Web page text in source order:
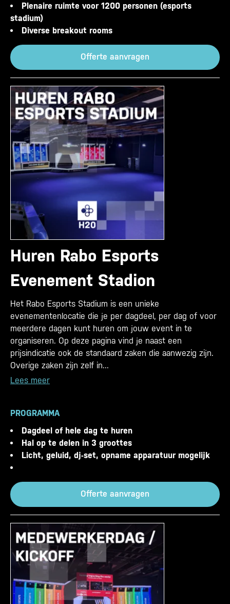
Plenaire ruimte voor 1200 personen (esports
stadium)
Diverse breakout rooms
Offerte aanvragen
Huren Rabo Esports
Evenement Stadion
Het Rabo Esports Stadium is een unieke
evenementenlocatie die je per dagdeel, per dag of voor
meerdere dagen kunt huren om jouw event in te
organiseren. Op deze pagina vind je naast een
prijsindicatie ook de standaard zaken die aanwezig zijn.
Overige zaken zijn zelf in...
Lees meer
PROGRAMMA
Dagdeel of hele dag te huren
Hal op te delen in 3 groottes
Licht, geluid, dj-set, opname apparatuur mogelijk
Offerte aanvragen